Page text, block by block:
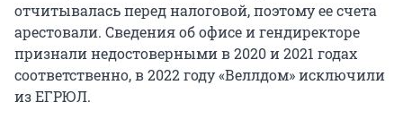
отчитывалась перед налоговой, поэтому ее счета
арестовали. Сведения об офисе и гендиректоре
признали недостоверными в 2020 и 2021 годах
соответственно, в 2022 году «Веллдом» исключили
из ЕГРЮЛ.